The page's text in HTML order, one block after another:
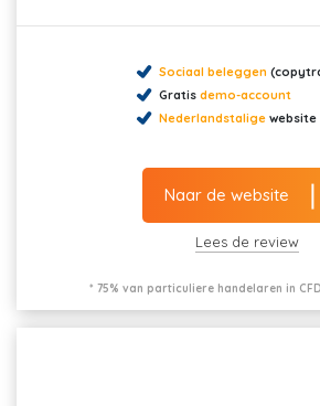
Sociaal beleggen
Gratis demo-account
Nederlandstalige website
Naar de website
Lees de review
* 75% van particuliere handelaren in